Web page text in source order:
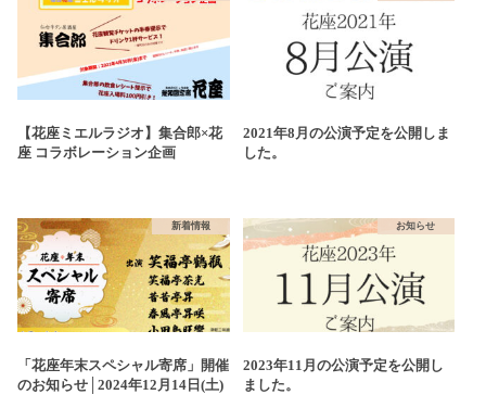
【花座ミエルラジオ】集合郎×花
座 コラボレーション企画
2021年8月の公演予定を公開しま
した。
新着情報
「花座年末スペシャル寄席」開催
のお知らせ│2024年12月14日(土)
お知らせ
2023年11月の公演予定を公開し
ました。